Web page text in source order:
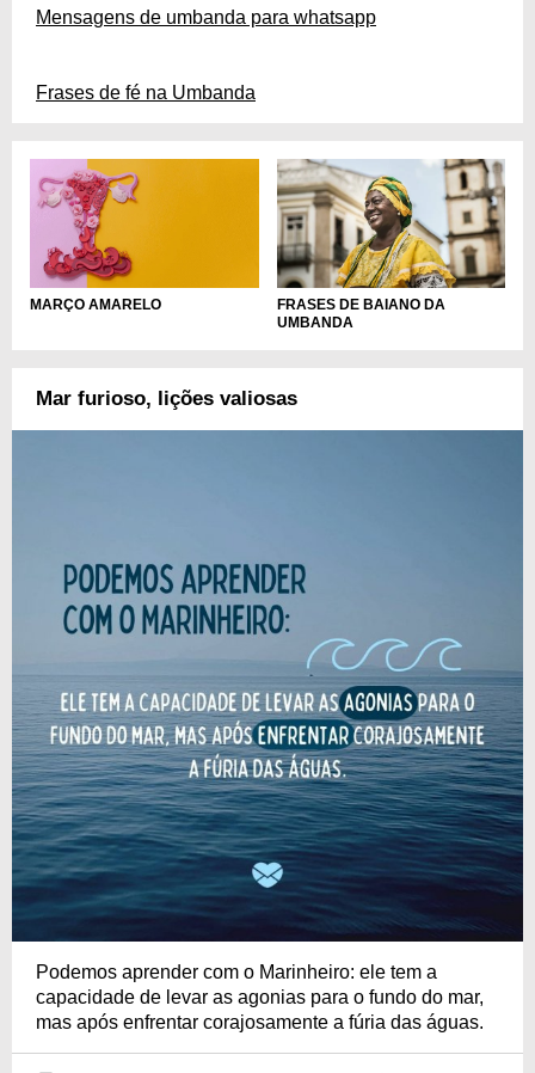
Mensagens de umbanda para whatsapp
Frases de fé na Umbanda
MARÇO AMARELO
FRASES DE BAIANO DA
UMBANDA
Mar furioso, lições valiosas
Podemos aprender com o Marinheiro: ele tem a
capacidade de levar as agonias para o fundo do mar,
mas após enfrentar corajosamente a fúria das águas.